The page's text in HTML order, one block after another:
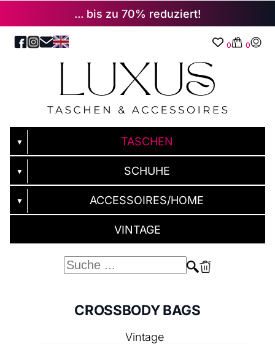
... bis zu 70% reduziert!
0 0
▼ TASCHEN
▼ SCHUHE
▼ ACCESSOIRES/HOME
VINTAGE
CROSSBODY BAGS
Vintage